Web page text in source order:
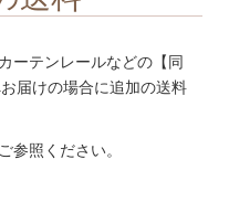
ーテンレールなどの【同
届けの場合に追加の送料
参照ください。